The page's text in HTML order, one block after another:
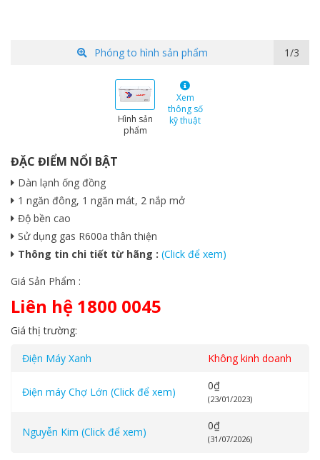
Phóng to hình sản phẩm 2/3
Hình sản
phẩm
Xem
thông số
kỹ thuật
ĐẶC ĐIỂM NỔI BẬT
Dàn lạnh ống đồng
1 ngăn đông, 1 ngăn mát, 2 nắp mở
Độ bền cao
Sử dụng gas R600a thân thiện
Thông tin chi tiết từ hãng : (Click để xem)
Giá Sản Phẩm :
Liên hệ 1800 0045
Giá thị trường:
Điện Máy Xanh Không kinh doanh
Điện máy Chợ Lớn (Click để xem) 0₫
(23/01/2023)
Nguyễn Kim (Click để xem) 0₫
(31/07/2026)